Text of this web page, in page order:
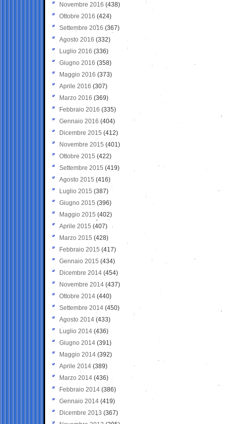
Novembre 2016 (438)
Ottobre 2016 (424)
Settembre 2016 (367)
Agosto 2016 (332)
Luglio 2016 (336)
Giugno 2016 (358)
Maggio 2016 (373)
Aprile 2016 (307)
Marzo 2016 (369)
Febbraio 2016 (335)
Gennaio 2016 (404)
Dicembre 2015 (412)
Novembre 2015 (401)
Ottobre 2015 (422)
Settembre 2015 (419)
Agosto 2015 (416)
Luglio 2015 (387)
Giugno 2015 (396)
Maggio 2015 (402)
Aprile 2015 (407)
Marzo 2015 (428)
Febbraio 2015 (417)
Gennaio 2015 (434)
Dicembre 2014 (454)
Novembre 2014 (437)
Ottobre 2014 (440)
Settembre 2014 (450)
Agosto 2014 (433)
Luglio 2014 (436)
Giugno 2014 (391)
Maggio 2014 (392)
Aprile 2014 (389)
Marzo 2014 (436)
Febbraio 2014 (386)
Gennaio 2014 (419)
Dicembre 2013 (367)